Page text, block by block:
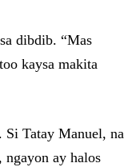
dibdib. “Mas
kaysa makita
Si Tatay Manuel, na
ngayon ay halos